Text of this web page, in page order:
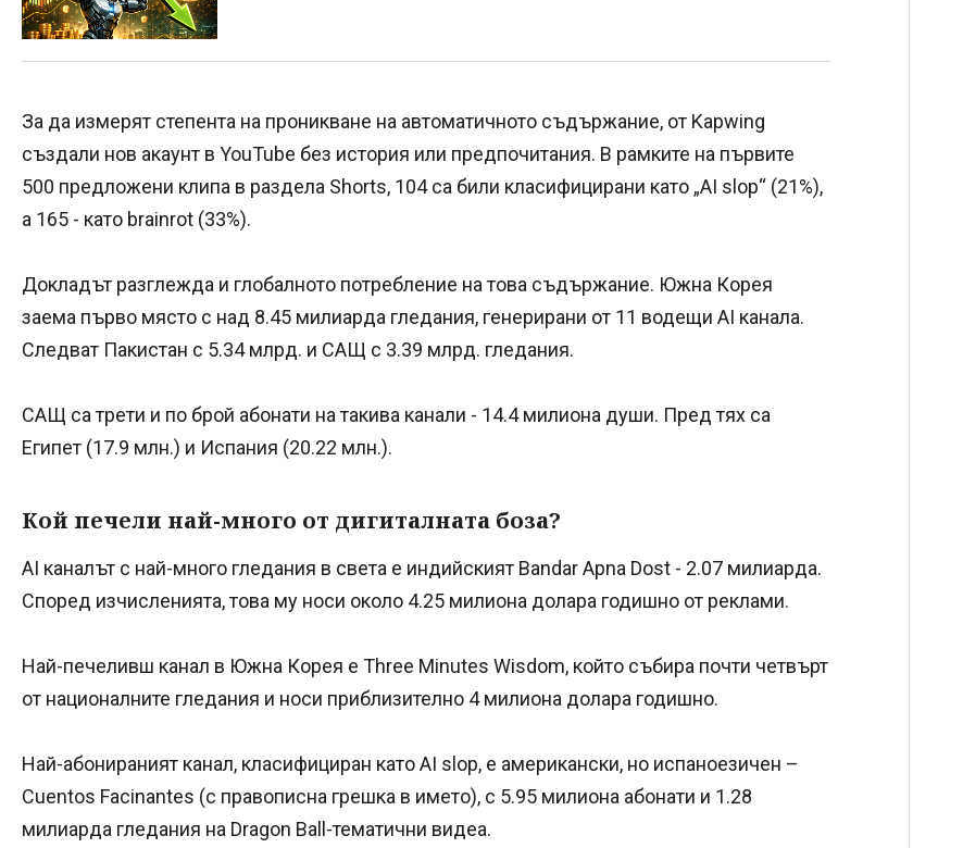
За да измерят степента на проникване на автоматичното съдържание, от Kapwing
създали нов акаунт в YouTube без история или предпочитания. В рамките на първите
500 предложени клипа в раздела Shorts, 104 са били класифицирани като „AI slop“ (21%),
а 165 - като brainrot (33%).
Докладът разглежда и глобалното потребление на това съдържание. Южна Корея
заема първо място с над 8.45 милиарда гледания, генерирани от 11 водещи AI канала.
Следват Пакистан с 5.34 млрд. и САЩ с 3.39 млрд. гледания.
САЩ са трети и по брой абонати на такива канали - 14.4 милиона души. Пред тях са
Египет (17.9 млн.) и Испания (20.22 млн.).
Кой печели най-много от дигиталната боза?
AI каналът с най-много гледания в света е индийският Bandar Apna Dost - 2.07 милиарда.
Според изчисленията, това му носи около 4.25 милиона долара годишно от реклами.
Най-печеливш канал в Южна Корея е Three Minutes Wisdom, който събира почти четвърт
от националните гледания и носи приблизително 4 милиона долара годишно.
Най-абонираният канал, класифициран като AI slop, е американски, но испаноезичен –
Cuentos Facinantes (с правописна грешка в името), с 5.95 милиона абонати и 1.28
милиарда гледания на Dragon Ball-тематични видеа.